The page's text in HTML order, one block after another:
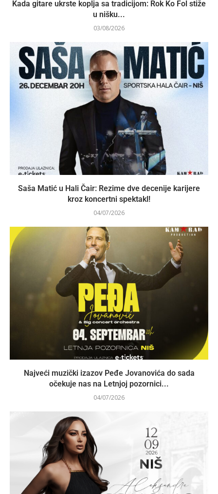
Kada gitare ukrste koplja sa tradicijom: Rok Ko Fol stiže
u nišku...
03/08/2026
Saša Matić u Hali Čair: Rezime dve decenije karijere
kroz koncertni spektakl!
04/07/2026
Najveći muzički izazov Peđe Jovanovića do sada
očekuje nas na Letnjoj pozornici...
04/07/2026